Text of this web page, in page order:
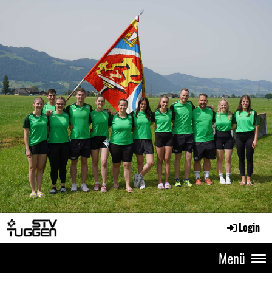
Login
Menü